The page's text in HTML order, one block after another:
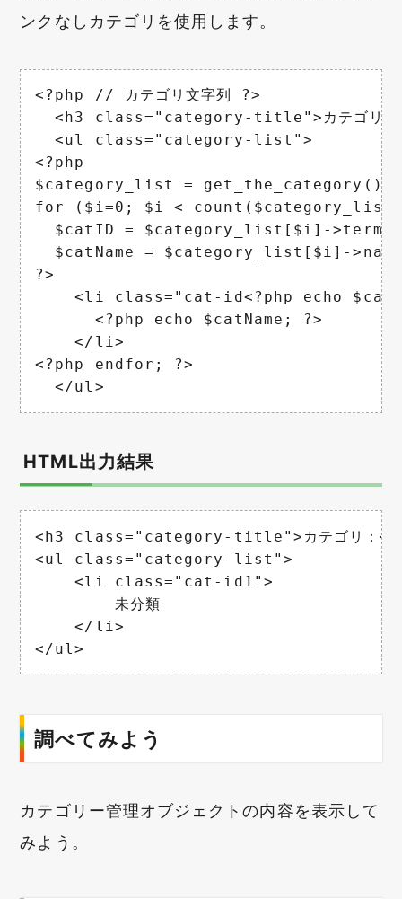
ンクなしカテゴリを使用します。
<?php // カテゴリ文字列 ?>
<h3 class="category-title">カテゴリ
  <ul class="category-list">
<?php
$category_list = get_the_category();
for ($i=0; $i <
$catID = $category_list[$i]-
$catName = $category_list[$i]-
?>
<li class="cat-id<?php echo
      <?php echo $catName; ?>
    </li>
<?php endfor; ?>
  </ul>
HTML出力結果
<h3 class="category-title">カテゴリ：</
<ul class="category-list">
    <li class="cat-id1">
        未分類
    </li>
</ul>
調べてみよう
カテゴリー管理オブジェクトの内容を表示して
みよう。